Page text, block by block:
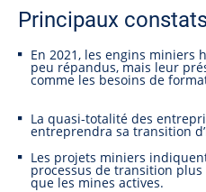
Principaux
En 2021, les engins miniers
peu répandus, mais leur
comme les besoins de
La quasi-totalité des
entreprendra sa transition
Les projets miniers
processus de transition plus
que les mines actives.